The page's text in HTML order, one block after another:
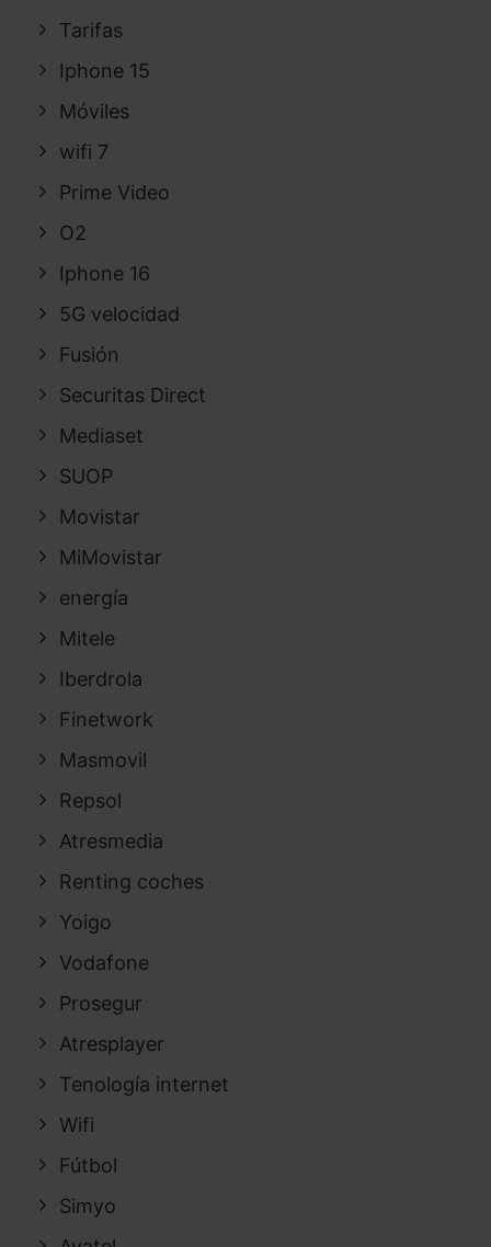
Tarifas
Iphone 15
Móviles
wifi 7
Prime Video
O2
Iphone 16
5G velocidad
Fusión
Securitas Direct
Mediaset
SUOP
Movistar
MiMovistar
energía
Mitele
Iberdrola
Finetwork
Masmovil
Repsol
Atresmedia
Renting coches
Yoigo
Vodafone
Prosegur
Atresplayer
Tenología internet
Wifi
Fútbol
Simyo